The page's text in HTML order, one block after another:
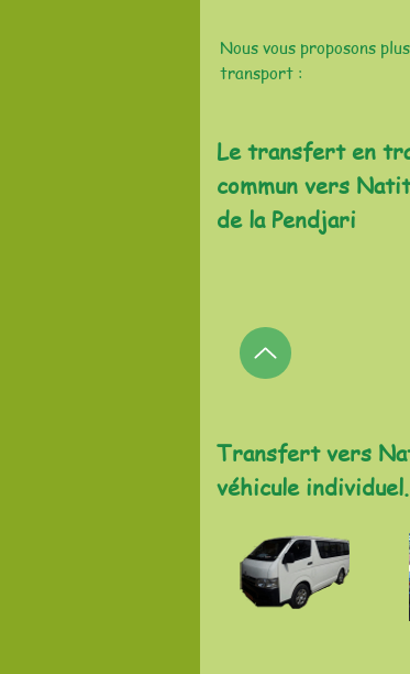
Nous vous proposons
transport :
Le transfert en
commun vers
de la Pendjari
Transfert vers
véhicule individuel.